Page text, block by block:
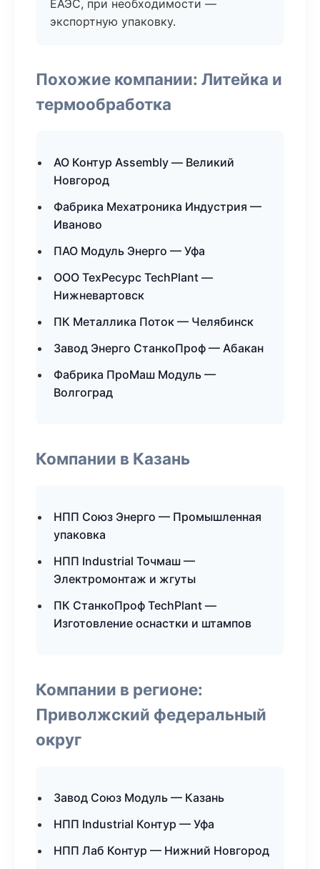
ЕАЭС, при необходимости —
экспортную упаковку.
Похожие компании: Литейка и
термообработка
АО Контур Assembly — Великий
Новгород
Фабрика Мехатроника Индустрия —
Иваново
ПАО Модуль Энерго — Уфа
ООО ТехРесурс TechPlant —
Нижневартовск
ПК Металлика Поток — Челябинск
Завод Энерго СтанкоПроф — Абакан
Фабрика ПроМаш Модуль —
Волгоград
Компании в Казань
НПП Союз Энерго — Промышленная
упаковка
НПП Industrial Точмаш —
Электромонтаж и жгуты
ПК СтанкоПроф TechPlant —
Изготовление оснастки и штампов
Компании в регионе:
Приволжский федеральный
округ
Завод Союз Модуль — Казань
НПП Industrial Контур — Уфа
НПП Лаб Контур — Нижний Новгород